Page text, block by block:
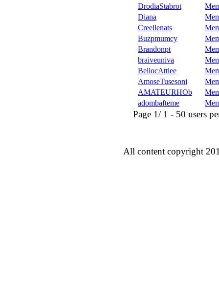
DrodiaStabrot
Diana
Creellenats
Buzpmumcy
Brandonpt
braiveuniva
BellocAttlee
AmoseTusesoni
AMATEURHOb
adombafteme
Page 1/ 1 - 50 users
All content copyright